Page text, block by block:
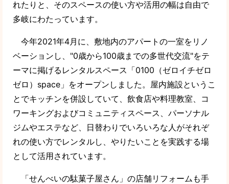
れたりと、そのスペースの使い方や活用の幅は自由で
多岐にわたっています。
今年2021年4月に、敷地内のアパートの一室をリノ
ベーションし、"0歳から100歳までの多世代交流"をテ
ーマに掲げるレンタルスペース「0100（ゼロイチゼロ
ゼロ）space」をオープンしました。屋内施設というこ
とでキッチンを併設していて、飲食店や料理教室、コ
ワーキングおよびコミュニティスペース、パーソナル
ジムやエステなど、日替わりでいろいろな人がそれぞ
れの使い方でレンタルし、やりたいことを実践する場
として活用されています。
「せんべいの駄菓子屋さん」の店舗リフォームも手